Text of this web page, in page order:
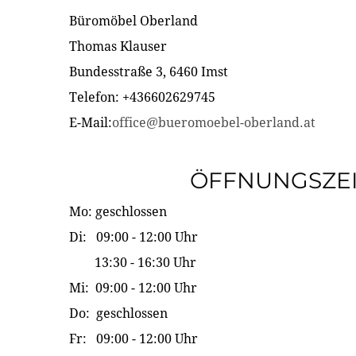
Büromöbel Oberland
Thomas Klauser
Bundesstraße 3, 6460 Imst
Telefon: +436602629745
E-Mail:office@bueromoebel-oberland.at
Mo: geschlossen
Di: 09:00 - 12:00 Uhr
13:30 - 16:30 Uhr
Mi: 09:00 - 12:00 Uhr
Do: geschlossen
Fr: 09:00 - 12:00 Uhr